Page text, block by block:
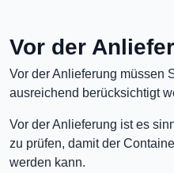
Vor der
Vor der Anlieferung müssen
ausreichend berücksichtigt
Vor der Anlieferung ist es
zu prüfen, damit der
werden kann.